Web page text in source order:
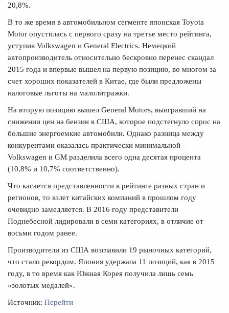
20,8%.
В то же время в автомобильном сегменте японская Toyota
Motor опустилась с первого сразу на третье место рейтинга,
уступив Volkswagen и General Electrics. Немецкий
автопроизводитель относительно бескровно перенес скандал
2015 года и впервые вышел на первую позицию, во многом за
счет хороших показателей в Китае, где были предложены
налоговые льготы на малолитражки.
На вторую позицию вышел General Motors, выигравший на
снижении цен на бензин в США, которое подстегнуло спрос на
большие энергоемкие автомобили. Однако разница между
конкурентами оказалась практически минимальной –
Volkswagen и GM разделила всего одна десятая процента
(10,8% и 10,7% соответственно).
Что касается представленности в рейтинге разных стран и
регионов, то взлет китайских компаний в прошлом году
очевидно замедляется. В 2016 году представители
Поднебесной лидировали в семи категориях, в отличие от
восьми годом ранее.
Производители из США возглавили 19 рыночных категорий,
что стало рекордом. Япония удержала 11 позиций, как в 2015
году, в то время как Южная Корея получила лишь семь
«золотых медалей».
Источник: Перейти